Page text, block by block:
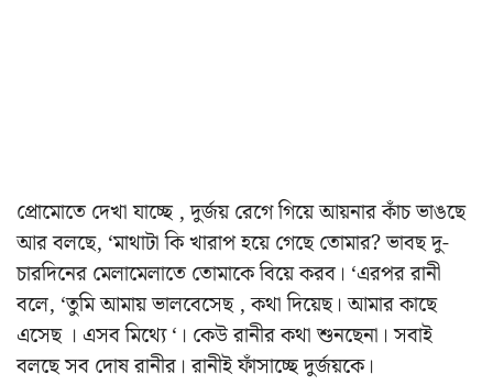
প্রোমোতে দেখা যাচ্ছে , দুর্জয় রেগে গিয়ে আয়নার কাঁচ ভাঙছে
আর বলছে, ‘মাথাটা কি খারাপ হয়ে গেছে তোমার? ভাবছ দু-
চারদিনের মেলামেলাতে তোমাকে বিয়ে করব। ‘এরপর রানী
বলে, ‘তুমি আমায় ভালবেসেছ , কথা দিয়েছ। আমার কাছে
এসেছ । এসব মিথ্যে ‘। কেউ রানীর কথা শুনছেনা। সবাই
বলছে সব দোষ রানীর। রানীই ফাঁসাচ্ছে দুর্জয়কে।